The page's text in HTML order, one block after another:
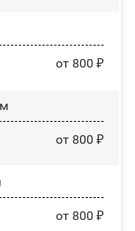
от 800 ₽
от 800 ₽
от 800 ₽